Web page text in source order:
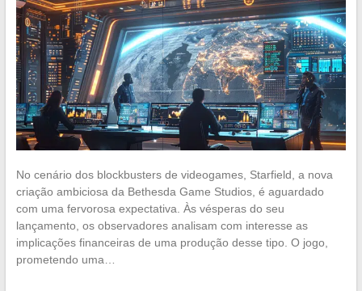
No cenário dos blockbusters de videogames, Starfield, a nova
criação ambiciosa da Bethesda Game Studios, é aguardado
com uma fervorosa expectativa. Às vésperas do seu
lançamento, os observadores analisam com interesse as
implicações financeiras de uma produção desse tipo. O jogo,
prometendo uma…